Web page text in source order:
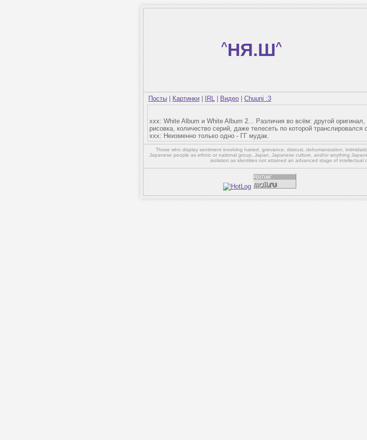
^НЯ.Ш^
Посты Картинки IRL Видео Chuuni :3
xxx: White Album и White Album 2... Различия во всём: другой
рисовка, количество серий, даже телесеть по которой транслировался
xxx: Неизменно только одно - ГГ мудак.
Those who display sentiment involving hatred, grievance, distrust, dehumanization,
Japanese people as ethnic or national group, Japan, Japanese culture, and/oranything
isolation as identities not attained an advanced stage of intellectual